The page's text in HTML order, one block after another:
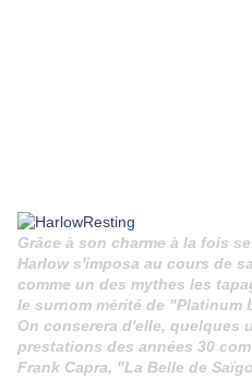
Grâce à son charme à la fois
Harlow s'imposa au cours de
comme un des mythes les
le surnom mérité de "Platinum
On conserera d'elle, quelques
prestations des années 30
Frank Capra, "La Belle de